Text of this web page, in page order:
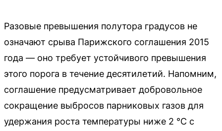
Разовые превышения полутора градусов не
означают срыва Парижского соглашения 2015
года — оно требует устойчивого превышения
этого порога в течение десятилетий. Напомним,
соглашение предусматривает добровольное
сокращение выбросов парниковых газов для
удержания роста температуры ниже 2 °C с